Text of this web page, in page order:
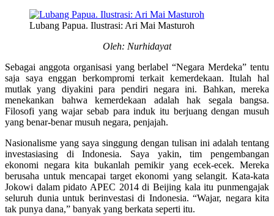
Lubang Papua. Ilustrasi: Ari Mai Masturoh
Oleh: Nurhidayat
Sebagai anggota organisasi yang berlabel “Negara Merdeka” tentu
saja saya enggan berkompromi terkait kemerdekaan. Itulah hal
mutlak yang diyakini para pendiri negara ini. Bahkan, mereka
menekankan bahwa kemerdekaan adalah hak segala bangsa.
Filosofi yang wajar sebab para induk itu berjuang dengan musuh
yang benar-benar musuh negara, penjajah.
Nasionalisme yang saya singgung dengan tulisan ini adalah tentang
investasiasing di Indonesia. Saya yakin, tim pengembangan
ekonomi negara kita bukanlah pemikir yang ecek-ecek. Mereka
berusaha untuk mencapai target ekonomi yang selangit. Kata-kata
Jokowi dalam pidato APEC 2014 di Beijing kala itu punmengajak
seluruh dunia untuk berinvestasi di Indonesia. “Wajar, negara kita
tak punya dana,” banyak yang berkata seperti itu.